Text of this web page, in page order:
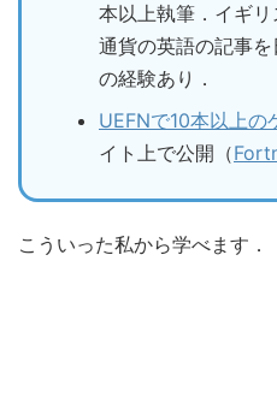
本以上執筆．イギ
通貨の英語の記事
の経験あり．
UEFNで10本以上の
イト上で公開（
こういった私から学べます．